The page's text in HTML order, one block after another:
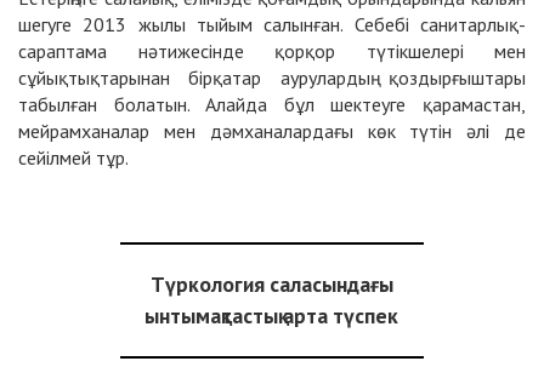
шегуге 2013 жылы тыйым салынған. Себебі санитарлық-
сараптама нәтижесінде қорқор түтікшелері мен
сұйықтықтарынан бірқатар аурулардың қоздырғыштары
табылған болатын. Алайда бұл шектеуге қарамастан,
мейрамханалар мен дәмханалардағы көк түтін әлі де
сейілмей тұр.
Түркология саласындағы
ынтымақтастық арта түспек